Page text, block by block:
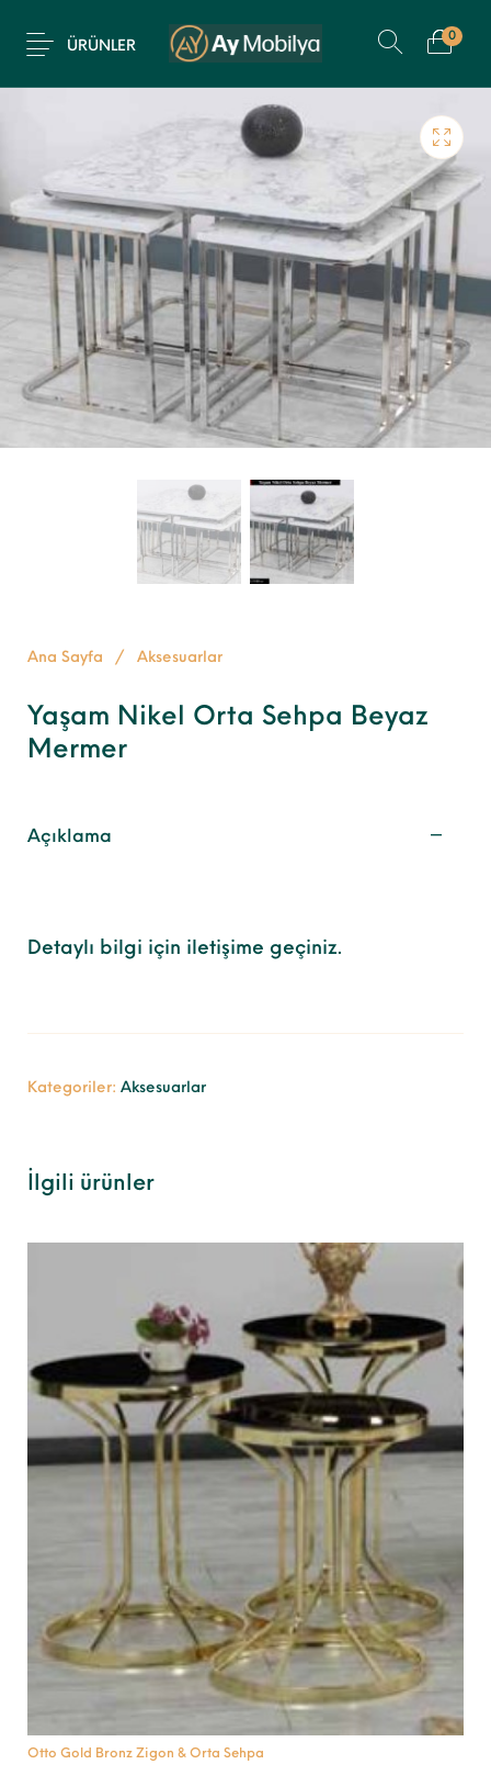
ÜRÜNLER
0
Ana Sayfa / Aksesuarlar
Yaşam Nikel Orta Sehpa Beyaz
Mermer
Açıklama
Detaylı bilgi için iletişime geçiniz.
Kategoriler:Aksesuarlar
İlgili ürünler
Otto Gold Bronz Zigon & Orta Sehpa